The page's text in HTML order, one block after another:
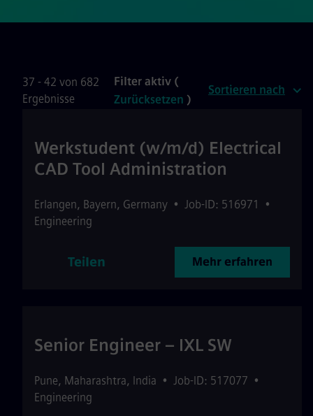
37 - 42 von 682
Ergebnisse
Filter aktiv (
Zurücksetzen )
Sortieren nach
Werkstudent (w/m/d) Electrical
CAD Tool Administration
Erlangen, Bayern, Germany • Job-ID: 516971
•
Engineering
Teilen Mehr erfahren
Senior Engineer – IXL SW
Pune, Maharashtra, India • Job-ID: 517077 •
Engineering